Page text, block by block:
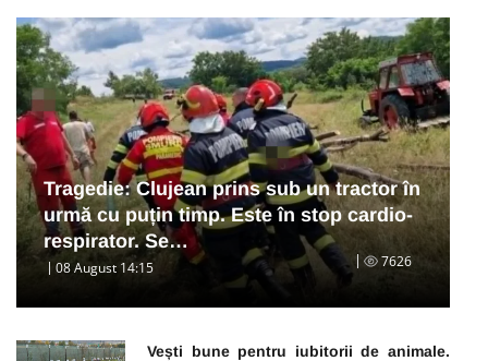
Tragedie: Clujean prins sub un tractor în
urmă cu puțin timp. Este în stop cardio-
respirator. Se…
08 August 14:15 7626
Vești bune pentru iubitorii de animale.